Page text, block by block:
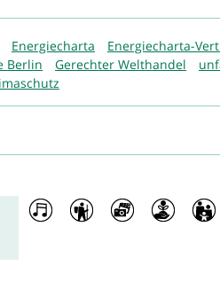
Energiecharta Energiecharta-
Berlin
Gerechter Welthandel